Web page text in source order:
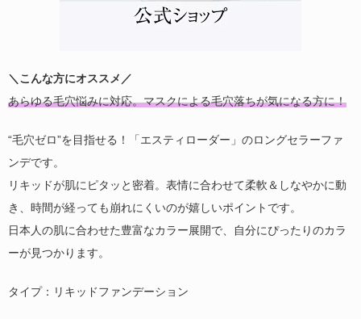
＼こんな方にオススメ／
あらゆる毛穴悩みに対応。マスクによる毛穴落ちが気になる方に！
“毛穴ゼロ”を目指せる！「エスティローダー」のロングセラーファ
ンデです。
リキッドが肌にピタッと密着。表情に合わせて柔軟＆しなやかに動
き、時間が経っても崩れにくいのが嬉しいポイントです。
日本人の肌に合わせた豊富なカラー展開で、自分にぴったりのカラ
ーが見つかります。
タイプ：リキッドファンデーション